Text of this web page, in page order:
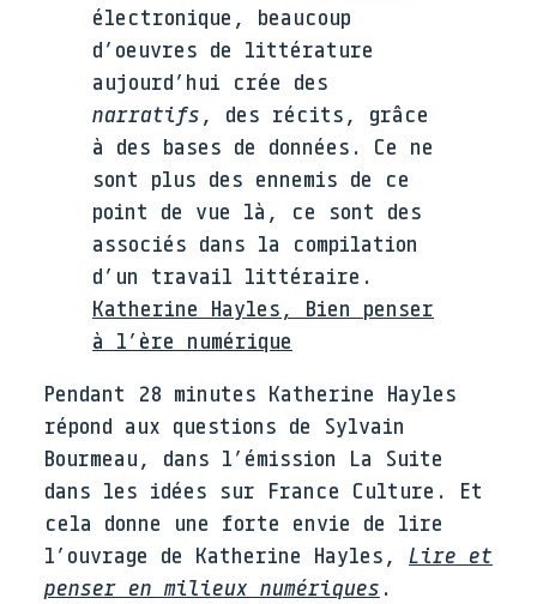
électronique, beaucoup
d’oeuvres de littérature
aujourd’hui crée des
narratifs , des récits, grâce
à des bases de données. Ce ne
sont plus des ennemis de ce
point de vue là, ce sont des
associés dans la compilation
d’un travail littéraire.
Katherine Hayles, Bien penser
à l’ère numérique
Pendant 28 minutes Katherine Hayles
répond aux questions de Sylvain
Bourmeau, dans l’émission La Suite
dans les idées sur France Culture. Et
cela donne une forte envie de lire
l’ouvrage de Katherine Hayles, Lire et
penser en milieux numériques .